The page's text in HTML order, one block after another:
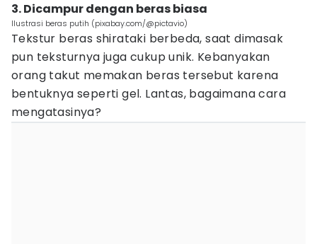
3. Dicampur dengan beras biasa
Ilustrasi beras putih (pixabay.com/@pictavio)
Tekstur beras shirataki berbeda, saat dimasak
pun teksturnya juga cukup unik. Kebanyakan
orang takut memakan beras tersebut karena
bentuknya seperti gel. Lantas, bagaimana cara
mengatasinya?